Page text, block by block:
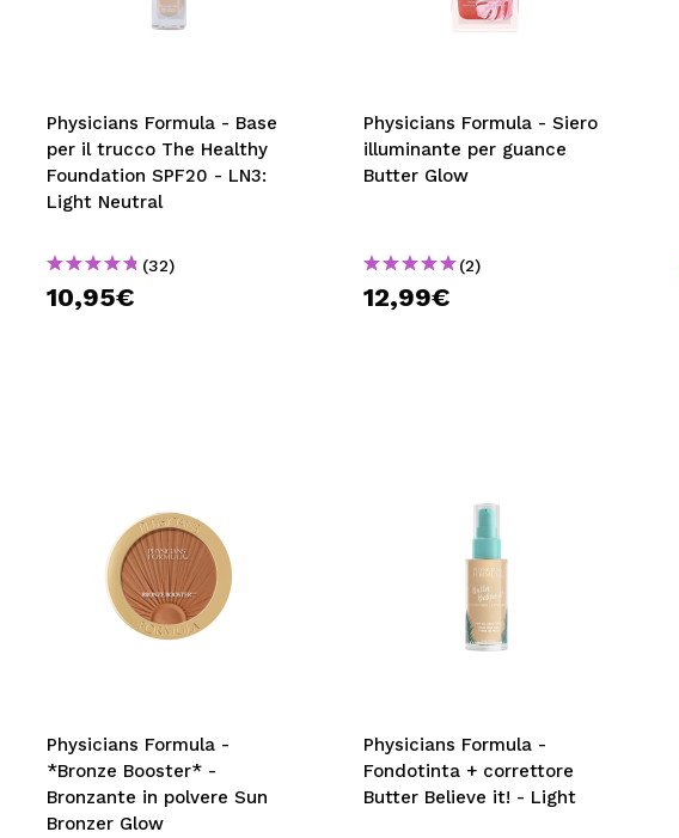
MAQUIFARMA
TRAVEL SIZE
NATURE
SPECIALE
OUTLET
Physicians Formula - Base
per il trucco The Healthy
Foundation SPF20 - LN3:
Light Neutral
(32)
10,95€
Physicians Formula - Siero
illuminante per guance
Butter Glow
(2)
12,99€
Physicians Formula -
*Bronze Booster* -
Bronzante in polvere Sun
Bronzer Glow
Physicians Formula -
Fondotinta + correttore
Butter Believe it! - Light